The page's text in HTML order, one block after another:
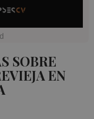
SOBRE
EN